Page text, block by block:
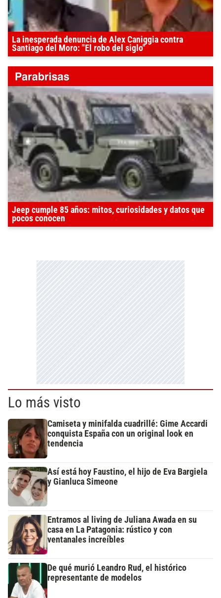
La inesperada denuncia de Alex Caniggia contra
Santiago del Moro: "El robo del siglo"
Jeep cumple 85 años: mitos, curiosidades y datos que
pocos conocen
Lo más visto
Camiseta y minifalda cuadrillé: Gime Accardi
conquista España con un original look en
tendencia
Así está hoy Faustino, el hijo de Eva Bargiela
y Gianluca Simeone
Entramos al living de Juliana Awada en su
casa en La Patagonia: rústico y con
ventanales increíbles
De qué murió Leandro Rud, el histórico
representante de modelos